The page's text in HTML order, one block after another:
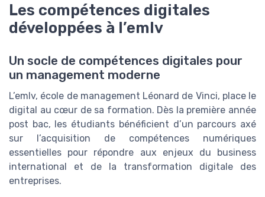
Les compétences digitales
développées à l’emlv
Un socle de compétences digitales pour
un management moderne
L’emlv, école de management Léonard de Vinci, place le
digital au cœur de sa formation. Dès la première année
post bac, les étudiants bénéficient d’un parcours axé
sur l’acquisition de compétences numériques
essentielles pour répondre aux enjeux du business
international et de la transformation digitale des
entreprises.